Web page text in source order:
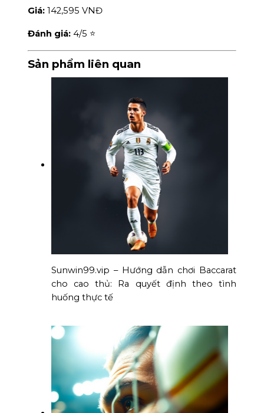
Giá: 142,595 VNĐ
Đánh giá: 4/5 ⭐
Sản phẩm liên quan
Sunwin99.vip – Hướng dẫn chơi Baccarat
cho cao thủ: Ra quyết định theo tình
huống thực tế